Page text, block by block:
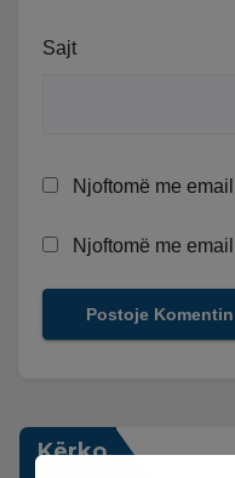
Sajt
Njoftomë me
Njoftomë me
Kërko